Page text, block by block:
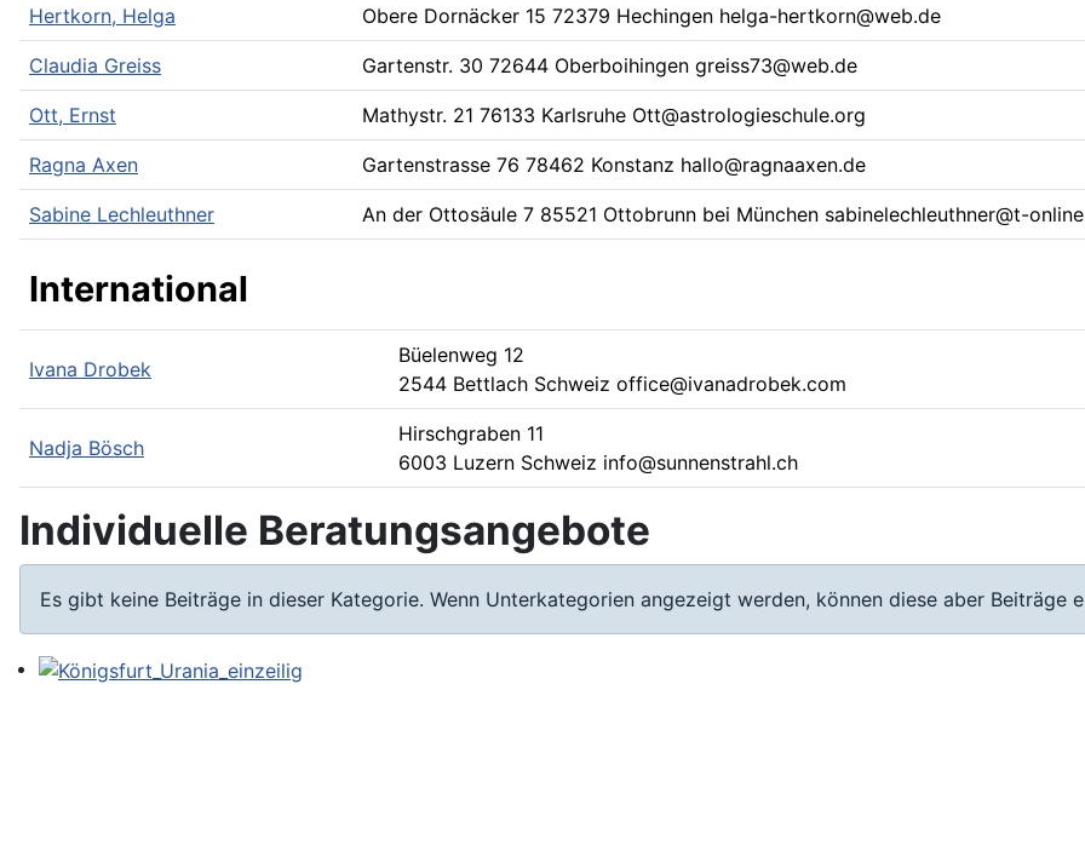
Hertkorn, Helga Obere Dornäcker 15 72379 Hechingen helga-hertkorn@web.de
Claudia Greiss Gartenstr. 30 72644 Oberboihingen greiss73@web.de
Ott, Ernst Mathystr. 21 76133 Karlsruhe Ott@astrologieschule.org
Ragna Axen Gartenstrasse 76 78462 Konstanz hallo@ragnaaxen.de
Sabine Lechleuthner An der Ottosäule 7 85521 Ottobrunn bei München sabinelechleuthner@t-
International
Ivana Drobek
Büelenweg 12
2544 Bettlach Schweiz office@ivanadrobek.com
Nadja Bösch
Hirschgraben 11
6003 Luzern Schweiz info@sunnenstrahl.ch
Individuelle Beratungsangebote
Information
Es gibt keine Beiträge in dieser Kategorie. Wenn Unterkategorien angezeigt werden, können diese aber Beiträge